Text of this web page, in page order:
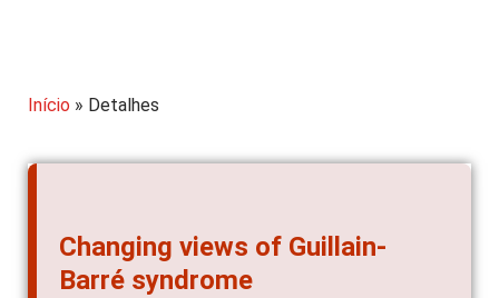
Início » Detalhes
Changing views of Guillain-
Barré syndrome